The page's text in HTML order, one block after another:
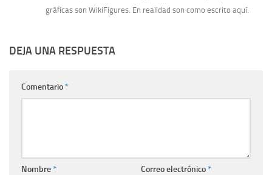
gráficas son WikiFigures. En realidad son como escrito aquí­.
DEJA UNA RESPUESTA
Comentario*
Nombre* Correo electrónico*